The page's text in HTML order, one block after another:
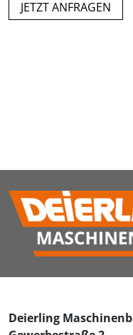
JETZT ANFRAGEN
Deierling